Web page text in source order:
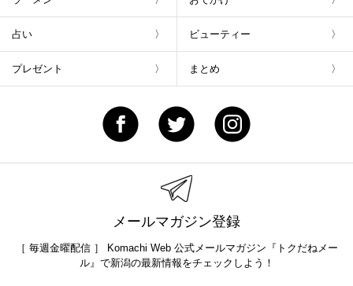
占い ビューティー
プレゼント まとめ
メールマガジン登録
［ 毎週金曜配信 ］ Komachi Web 公式メールマガジン『トクだねメー
ル』で新潟の最新情報をチェックしよう！